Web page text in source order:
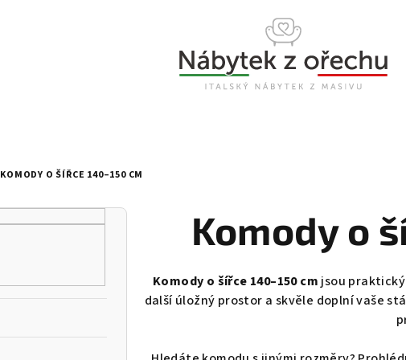
KOMODY O ŠÍŘCE 140–150 CM
Komody o
Komody o šířce 140–150 cm jsou
další úložný prostor a skvěle doplní vaše